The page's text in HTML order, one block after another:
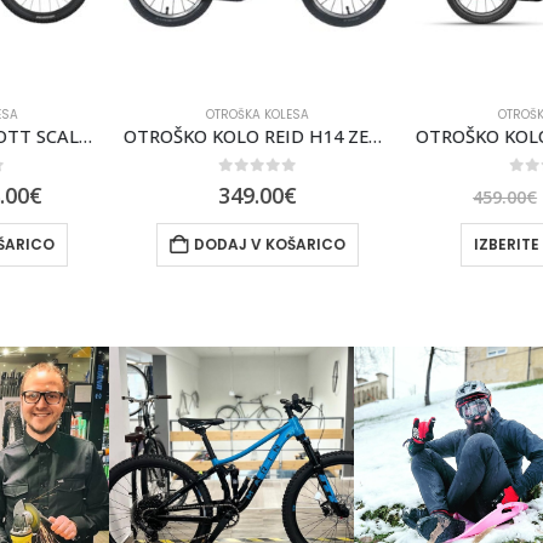
€
OTROŠKA KOLESA
459.00€ 399.00
IZBERITE MOŽNOSTI
KOLESA,
739.00